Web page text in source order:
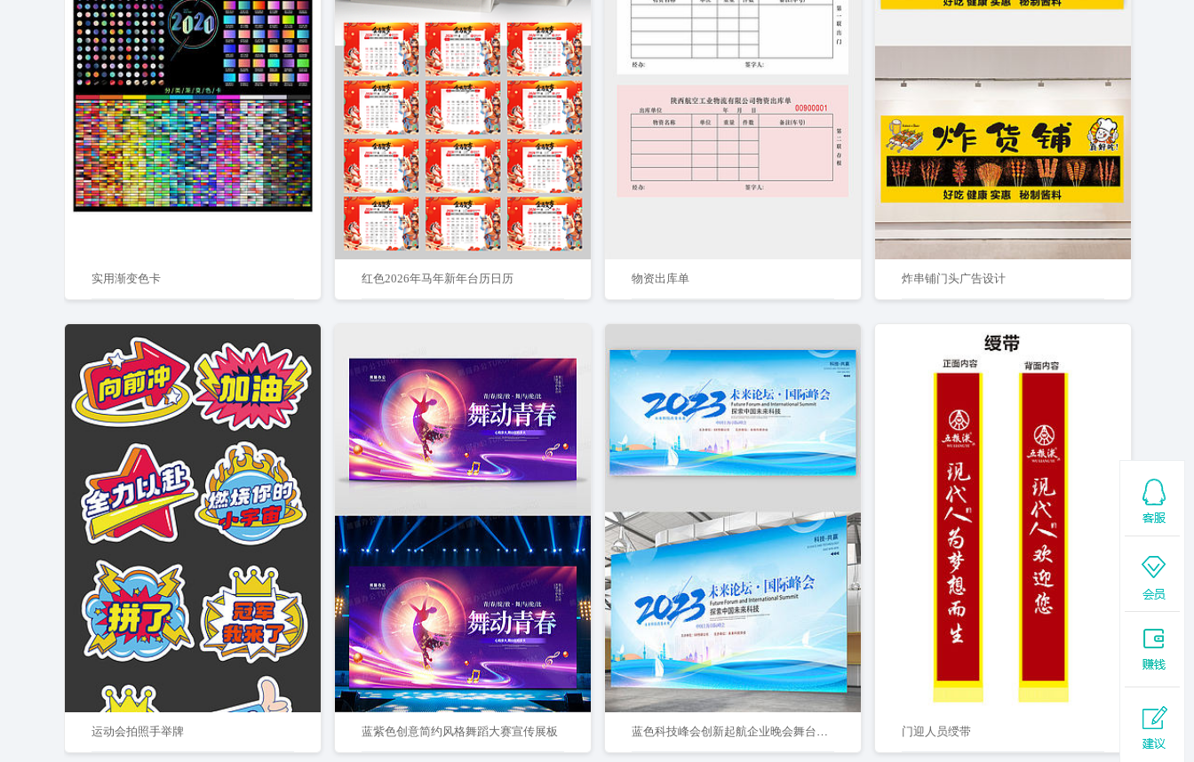
实用渐变色卡 红色2026年马年新年台历日历 物资出库单 炸串铺门头广告设计
运动会拍照手举牌 蓝紫色创意简约风格舞蹈大赛宣传展板 蓝色科技峰会创新起航企业晚会舞台背景 门迎人员绶带